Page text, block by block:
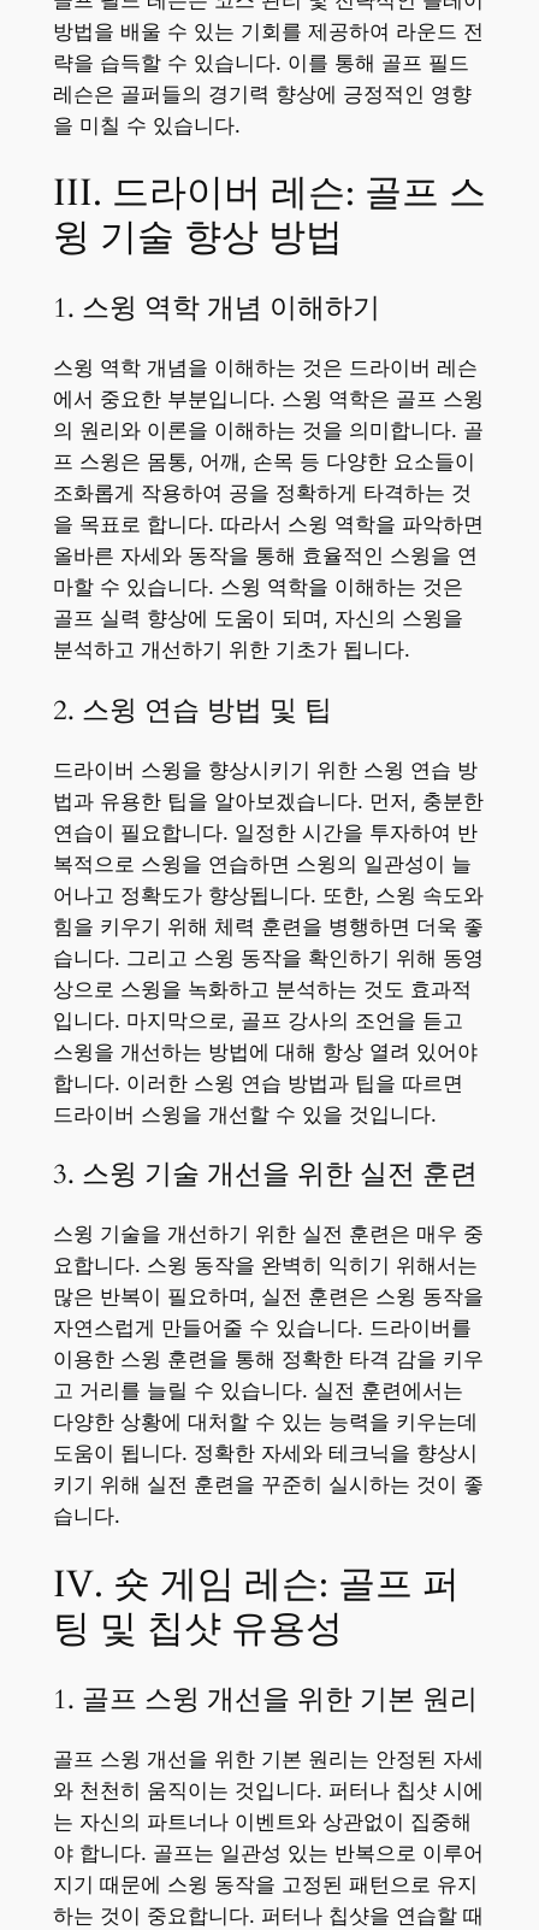
방법을 배울 수 있는 기회를 제공하여 라운드 전
략을 습득할 수 있습니다. 이를 통해 골프 필드
레슨은 골퍼들의 경기력 향상에 긍정적인 영향
을 미칠 수 있습니다.
III. 드라이버 레슨: 골프 스
윙 기술 향상 방법
1. 스윙 역학 개념 이해하기
스윙 역학 개념을 이해하는 것은 드라이버 레슨
에서 중요한 부분입니다. 스윙 역학은 골프 스윙
의 원리와 이론을 이해하는 것을 의미합니다. 골
프 스윙은 몸통, 어깨, 손목 등 다양한 요소들이
조화롭게 작용하여 공을 정확하게 타격하는 것
을 목표로 합니다. 따라서 스윙 역학을 파악하면
올바른 자세와 동작을 통해 효율적인 스윙을 연
마할 수 있습니다. 스윙 역학을 이해하는 것은
골프 실력 향상에 도움이 되며, 자신의 스윙을
분석하고 개선하기 위한 기초가 됩니다.
2. 스윙 연습 방법 및 팁
드라이버 스윙을 향상시키기 위한 스윙 연습 방
법과 유용한 팁을 알아보겠습니다. 먼저, 충분한
연습이 필요합니다. 일정한 시간을 투자하여 반
복적으로 스윙을 연습하면 스윙의 일관성이 늘
어나고 정확도가 향상됩니다. 또한, 스윙 속도와
힘을 키우기 위해 체력 훈련을 병행하면 더욱 좋
습니다. 그리고 스윙 동작을 확인하기 위해 동영
상으로 스윙을 녹화하고 분석하는 것도 효과적
입니다. 마지막으로, 골프 강사의 조언을 듣고
스윙을 개선하는 방법에 대해 항상 열려 있어야
합니다. 이러한 스윙 연습 방법과 팁을 따르면
드라이버 스윙을 개선할 수 있을 것입니다.
3. 스윙 기술 개선을 위한 실전 훈련
스윙 기술을 개선하기 위한 실전 훈련은 매우 중
요합니다. 스윙 동작을 완벽히 익히기 위해서는
많은 반복이 필요하며, 실전 훈련은 스윙 동작을
자연스럽게 만들어줄 수 있습니다. 드라이버를
이용한 스윙 훈련을 통해 정확한 타격 감을 키우
고 거리를 늘릴 수 있습니다. 실전 훈련에서는
다양한 상황에 대처할 수 있는 능력을 키우는데
도움이 됩니다. 정확한 자세와 테크닉을 향상시
키기 위해 실전 훈련을 꾸준히 실시하는 것이 좋
습니다.
IV. 숏 게임 레슨: 골프 퍼
팅 및 칩샷 유용성
1. 골프 스윙 개선을 위한 기본 원리
골프 스윙 개선을 위한 기본 원리는 안정된 자세
와 천천히 움직이는 것입니다. 퍼터나 칩샷 시에
는 자신의 파트너나 이벤트와 상관없이 집중해
야 합니다. 골프는 일관성 있는 반복으로 이루어
지기 때문에 스윙 동작을 고정된 패턴으로 유지
하는 것이 중요합니다. 퍼터나 칩샷을 연습할 때